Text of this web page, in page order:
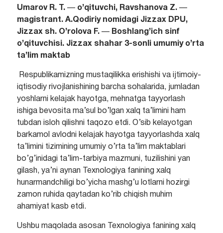
Umarov R. T. — o’qituvchi, Ravshanova Z. —
magistrant. A.Qodiriy nomidagi Jizzax DPU,
Jizzax sh. O’rolova F. — Boshlang’ich sinf
o’qituvchisi. Jizzax shahar 3-sonli umumiy o’rta
ta’lim maktab
Respublikamizning mustaqilikka erishishi va ijtimoiy-
iqtisodiy rivojlanishining barcha sohalarida, jumladan
yoshlarni kelajak hayotga, mehnatga tayyorlash
ishiga bevosita ma’sul bo’lgan xalq ta’limini ham
tubdan isloh qilishni taqozo etdi. O’sib kelayotgan
barkamol avlodni kelajak hayotga tayyorlashda xalq
ta’limini tizimining umumiy o’rta ta’lim maktablari
bo’g’inidagi ta’lim-tarbiya mazmuni, tuzilishini yan
gilash, ya’ni aynan Texnologiya fanining xalq
hunarmandchiligi bo’yicha mashg’u lotlarni hozirgi
zamon ruhida qaytadan ko’rib chiqish muhim
ahamiyat kasb etdi.
Ushbu maqolada asosan Texnologiya fanining xalq